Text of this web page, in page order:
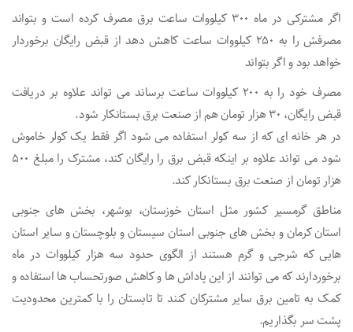
اگر مشترکی در ماه ۳۰۰ کیلووات ساعت برق مصرف کرده است و بتواند
مصرفش را به ۲۵۰ کیلووات ساعت کاهش دهد از قبض رایگان برخوردار
خواهد بود و اگر بتواند
مصرف خود را به ۲۰۰ کیلووات ساعت برساند می تواند علاوه بر دریافت
قبض رایگان، ۳۰ هزار تومان هم از صنعت برق بستانکار شود.
در هر خانه ای که از سه کولر استفاده می شود اگر فقط یک کولر خاموش
شود می تواند علاوه بر اینکه قبض برق را رایگان کند، مشترک را مبلغ ۵۰۰
هزار تومان از صنعت برق بستانکار کند.
مناطق گرمسیر کشور مثل استان خوزستان، بوشهر، بخش های جنوبی
استان کرمان و بخش های جنوبی استان سیستان و بلوچستان و سایر استان
هایی که شرجی و گرم هستند از الگوی حدود سه هزار کیلووات در ماه
برخوردارند که می توانند از این پاداش ها و کاهش صورتحساب ها استفاده و
کمک به تامین برق سایر مشترکان کنند تا تابستان را با کمترین محدودیت
پشت سر بگذاریم.